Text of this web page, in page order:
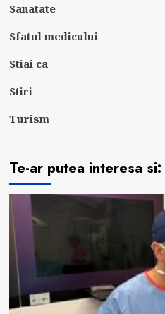
Sanatate
Sfatul medicului
Stiai ca
Stiri
Turism
Te-ar putea interesa si: